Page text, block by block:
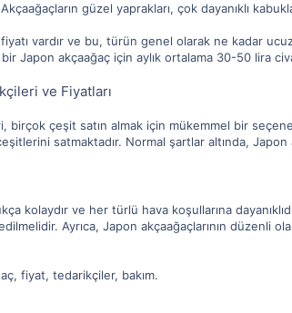
güzel yaprakları, çok dayanıklı
vardır ve bu, türün genel olarak ne kadar
Japon akçaağaç için aylık ortalama 30-50 lira
ve Fiyatları
birçok çeşit satın almak için mükemmel bir
satmaktadır. Normal şartlar altında,
kolaydır ve her türlü hava koşullarına
Ayrıca, Japon akçaağaçlarının düzenli
fiyat, tedarikçiler, bakım.